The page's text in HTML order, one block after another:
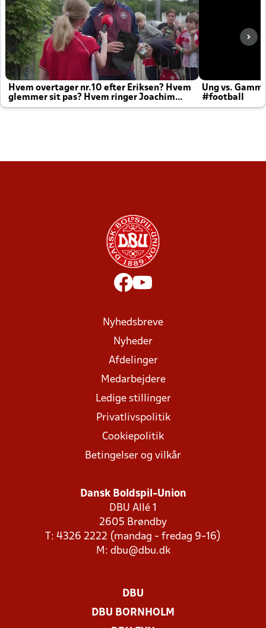
Hvem overtager nr.10 efter Eriksen? Hvem
glemmer sit pas? Hvem ringer Joachim
altid til efter kampe?
Ung vs.
#football
Nyhedsbreve
Nyheder
Afdelinger
Medarbejdere
Ledige stillinger
Privatlivspolitik
Cookiepolitik
Betingelser og vilkår
Dansk Boldspil-Union
DBU Allé 1
2605 Brøndby
T: 4326 2222 (mandag - fredag 9-16)
M: dbu@dbu.dk
DBU
DBU BORNHOLM